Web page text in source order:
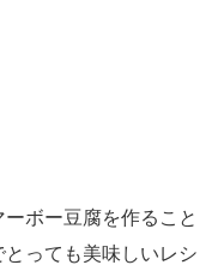
ボー豆腐を作ること
っても美味しいレシ